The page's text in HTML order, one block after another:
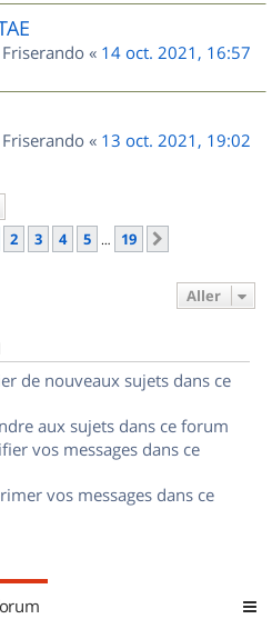
Friserando « 14 oct. 2021, 16:57
Friserando « 13 oct. 2021, 19:02
1sur
2 3 4 5 … 19
Aller
de nouveaux sujets dans ce
aux sujets dans ce forum
vos messages dans ce
vos messages dans ce